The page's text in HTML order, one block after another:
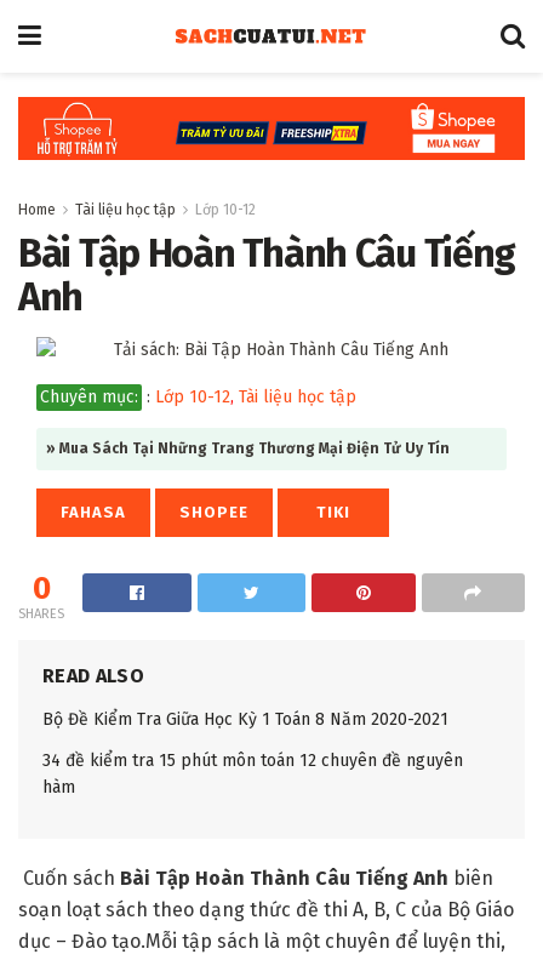
Home Tài liệu học tập Lớp 10-12
Bài Tập Hoàn Thành Câu Tiếng
Anh
Chuyên mục: : Lớp 10-12, Tài liệu học tập
» Mua Sách Tại Những Trang Thương Mại Điện Tử Uy Tín
FAHASA SHOPEE TIKI
0
SHARES
READ ALSO
Bộ Đề Kiểm Tra Giữa Học Kỳ 1 Toán 8 Năm 2020-2021
34 đề kiểm tra 15 phút môn toán 12 chuyên đề nguyên
hàm
Cuốn sách Bài Tập Hoàn Thành Câu Tiếng Anh biên
soạn loạt sách theo dạng thức đề thi A, B, C của Bộ Giáo
dục – Đào tạo.Mỗi tập sách là một chuyên để luyện thi,